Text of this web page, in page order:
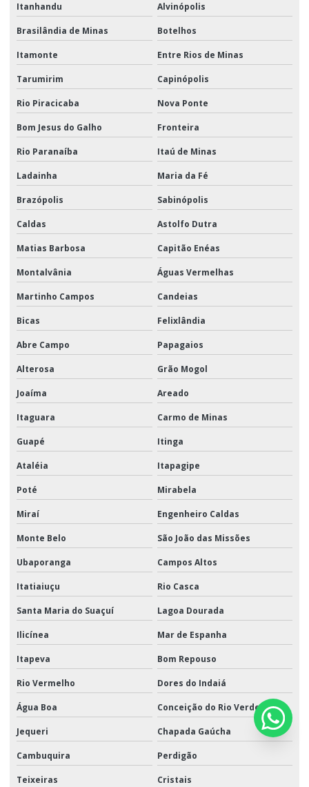
Itanhandu Alvinópolis
Brasilândia de Minas Botelhos
Itamonte Entre Rios de Minas
Tarumirim Capinópolis
Rio Piracicaba Nova Ponte
Bom Jesus do Galho Fronteira
Rio Paranaíba Itaú de Minas
Ladainha Maria da Fé
Brazópolis Sabinópolis
Caldas Astolfo Dutra
Matias Barbosa Capitão Enéas
Montalvânia Águas Vermelhas
Martinho Campos Candeias
Bicas Felixlândia
Abre Campo Papagaios
Alterosa Grão Mogol
Joaíma Areado
Itaguara Carmo de Minas
Guapé Itinga
Ataléia Itapagipe
Poté Mirabela
Miraí Engenheiro Caldas
Monte Belo São João das Missões
Ubaporanga Campos Altos
Itatiaiuçu Rio Casca
Santa Maria do Suaçuí Lagoa Dourada
Ilicínea Mar de Espanha
Itapeva Bom Repouso
Rio Vermelho Dores do Indaiá
Água Boa Conceição do Rio Verde
Jequeri Chapada Gaúcha
Cambuquira Perdigão
Teixeiras Cristais